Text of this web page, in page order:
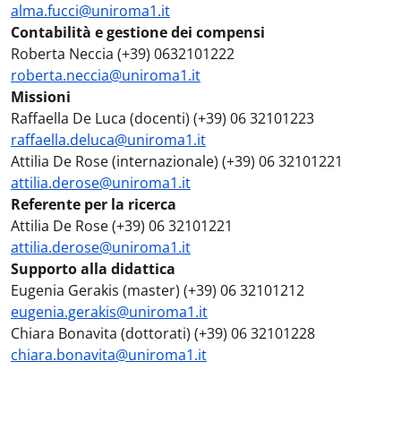
alma.fucci@uniroma1.it
Contabilità e gestione dei compensi
Roberta Neccia (+39) 0632101222
roberta.neccia@uniroma1.it
Missioni
Raffaella De Luca (docenti) (+39) 06 32101223
raffaella.deluca@uniroma1.it
Attilia De Rose (internazionale) (+39) 06 32101221
attilia.derose@uniroma1.it
Referente per la ricerca
Attilia De Rose (+39) 06 32101221
attilia.derose@uniroma1.it
Supporto alla didattica
Eugenia Gerakis (master) (+39) 06 32101212
eugenia.gerakis@uniroma1.it
Chiara Bonavita (dottorati) (+39) 06 32101228
chiara.bonavita@uniroma1.it